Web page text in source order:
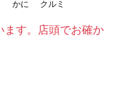
かに クルミ
ます。店頭でお確か